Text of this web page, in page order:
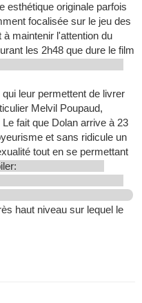
esthétique originale parfois
focalisée sur le jeu des
maintenir l'attention du
les 2h48 que dure le film
leur permettent de livrer
Melvil Poupaud,
fait que Dolan arrive à 23
et sans ridicule un
tout en se permettant
haut niveau sur lequel le